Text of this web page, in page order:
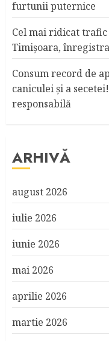
furtunii puternice
Cel mai ridicat
Timişoara,
Consum record de
caniculei şi a
responsabilă
ARHIVĂ
august 2026
iulie 2026
iunie 2026
mai 2026
aprilie 2026
martie 2026